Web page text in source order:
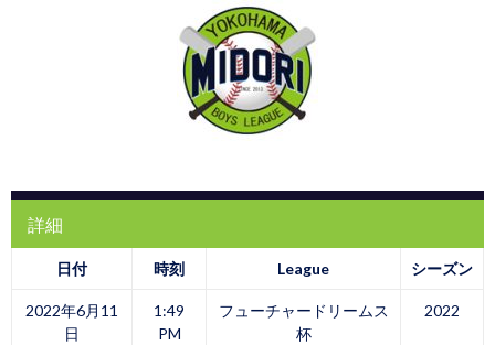
詳細
日付 時刻 League シーズン
2022年6月11
日
1:49
PM
フューチャードリームス
杯
2022